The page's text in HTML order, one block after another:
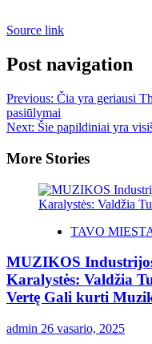
Source link
Post navigation
Previous: Čia yra geriausi
pasiūlymai
Next: Šie papildiniai yra
More Stories
TAVO
MUZIKOS
Karalystės: Valdžia
Vertę Gali kurti
admin 26 vasario, 2025